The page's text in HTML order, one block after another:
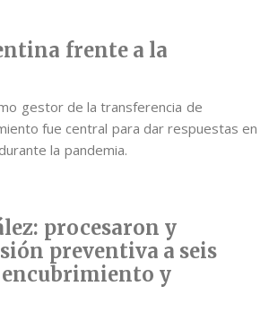
frente a la
gestor de la transferencia de
fue central para dar respuestas en
la pandemia.
procesaron y
preventiva a seis
y